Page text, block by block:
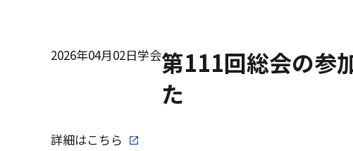
2026年04月02日学会第111回総会の参
た
詳細はこちら